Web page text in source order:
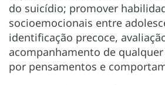
do suicídio; promover
socioemocionais entre
identificação precoce,
acompanhamento de
por pensamentos e